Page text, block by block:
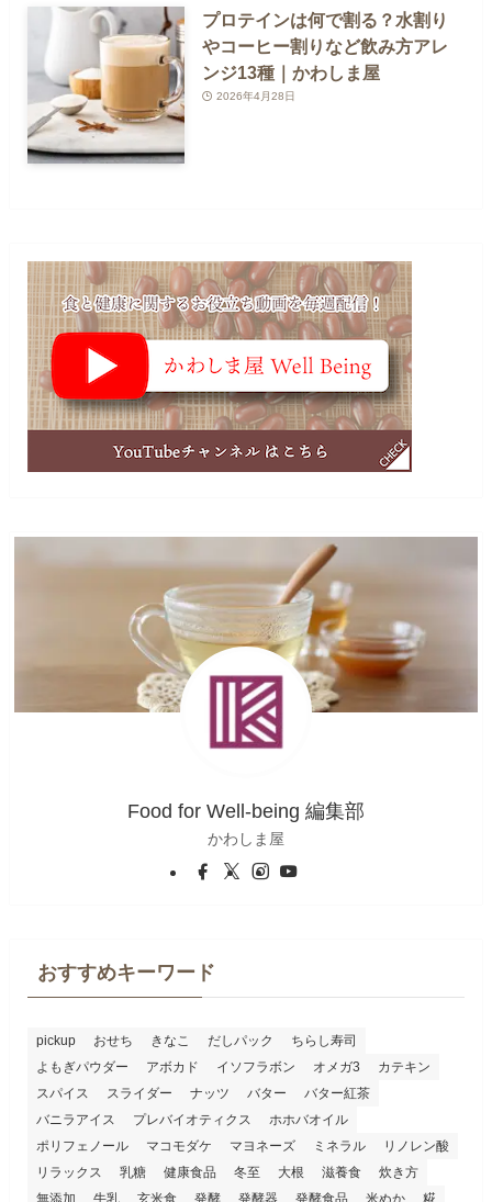
プロテインは何で割る？水割り
やコーヒー割りなど飲み方アレ
ンジ13種｜かわしま屋
2026年4月28日
Food for Well-being 編集部
かわしま屋
おすすめキーワード
pickup おせち きなこ だしパック
ちらし寿司
よもぎパウダー
アボカド イソフラボン オメガ3
カテキン
スパイス
スライダー ナッツ バター
バター紅茶
バニラアイス
プレバイオティクス
ホホバオイル
ポリフェノール
マコモダケ マヨネーズ ミネラル
リノレン酸
リラックス
乳糖 健康食品 冬至 大根 滋養食
炊き方
無添加
牛乳 玄米食 発酵 発酵器 発酵食品 米ぬか 糀